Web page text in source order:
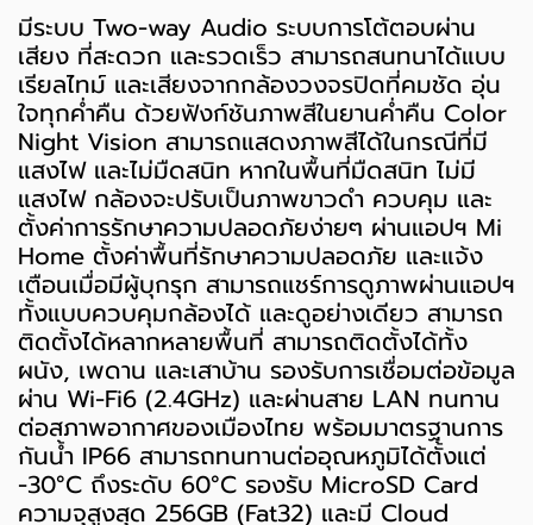
มีระบบ Two-way Audio ระบบการโต้ตอบผ่าน
เสียง ที่สะดวก และรวดเร็ว สามารถสนทนาได้แบบ
เรียลไทม์ และเสียงจากกล้องวงจรปิดที่คมชัด อุ่น
ใจทุกค่ำคืน ด้วยฟังก์ชันภาพสีในยานค่ำคืน Color
Night Vision สามารถแสดงภาพสีได้ในกรณีที่มี
แสงไฟ และไม่มืดสนิท หากในพื้นที่มืดสนิท ไม่มี
แสงไฟ กล้องจะปรับเป็นภาพขาวดำ ควบคุม และ
ตั้งค่าการรักษาความปลอดภัยง่ายๆ ผ่านแอปฯ Mi
Home ตั้งค่าพื้นที่รักษาความปลอดภัย และแจ้ง
เตือนเมื่อมีผู้บุกรุก สามารถแชร์การดูภาพผ่านแอปฯ
ทั้งแบบควบคุมกล้องได้ และดูอย่างเดียว สามารถ
ติดตั้งได้หลากหลายพื้นที่ สามารถติดตั้งได้ทั้ง
ผนัง, เพดาน และเสาบ้าน รองรับการเชื่อมต่อข้อมูล
ผ่าน Wi-Fi6 (2.4GHz) และผ่านสาย LAN ทนทาน
ต่อสภาพอากาศของเมืองไทย พร้อมมาตรฐานการ
กันน้ำ IP66 สามารถทนทานต่ออุณหภูมิได้ตั้งแต่
-30°C ถึงระดับ 60°C รองรับ MicroSD Card
ความจุสูงสุด 256GB (Fat32) และมี Cloud